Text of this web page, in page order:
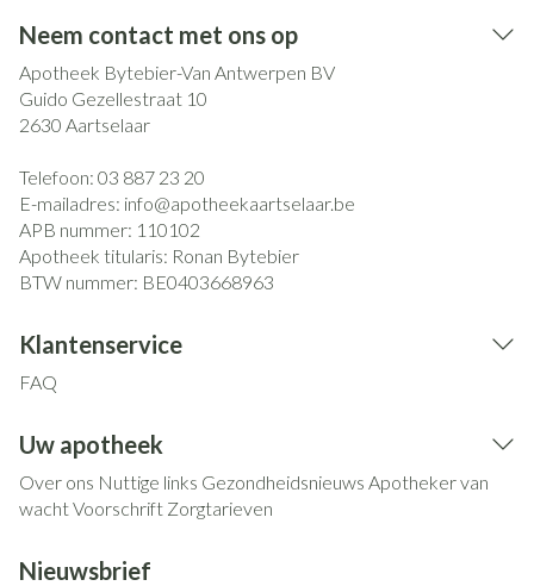
Neem contact met ons op
Apotheek Bytebier-Van Antwerpen BV
Guido Gezellestraat 10
2630 Aartselaar
Telefoon: 03 887 23 20
E-mailadres: info@apotheekaartselaar.be
APB nummer: 110102
Apotheek titularis: Ronan Bytebier
BTW nummer: BE0403668963
Klantenservice
FAQ
Uw apotheek
Over ons Nuttige links Gezondheidsnieuws Apotheker van
wachtVoorschrift Zorgtarieven
Nieuwsbrief